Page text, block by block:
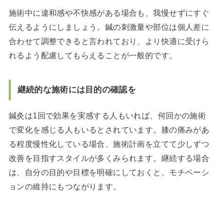
施術中に違和感や不快感がある場合も、我慢せずにすぐ
伝えるようにしましょう。鍼の刺激量や部位は個人差に
合わせて調整できると言われており、より快適に受けら
れるよう配慮してもらえることが一般的です。
継続的な施術には目的の確認を
鍼灸は1回で効果を実感する人もいれば、何回かの施術
で変化を感じる人もいるとされています。膝の痛みがあ
る程度慢性化している場合、施術計画を立てて少しずつ
改善を目指すスタイルが多くみられます。継続する場合
は、自分の目的や目標を明確にしておくと、モチベーシ
ョンの維持にもつながります。